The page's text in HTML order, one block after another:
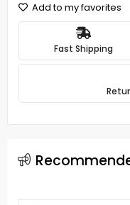
Add to my favorites
Fast Shipping